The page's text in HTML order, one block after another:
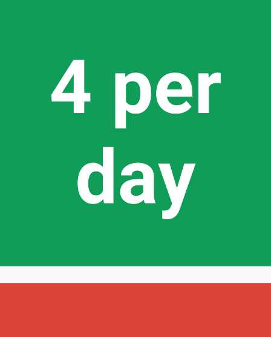
El Certified Coach Program recomienda que los coaches
mantengan veinte interacciones semanales (reuniones y
consulta el módulo "
Un día en la vida de un coach